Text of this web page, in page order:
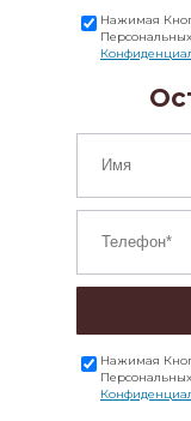
Нажимая
Нажимая